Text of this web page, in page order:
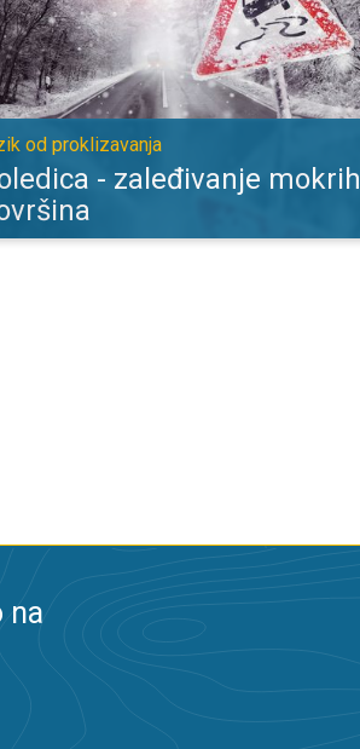
od proklizavanja
- zaleđivanje mokrih
na